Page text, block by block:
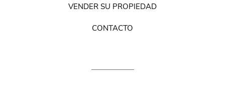
VENDER SU PROPIEDAD
CONTACTO